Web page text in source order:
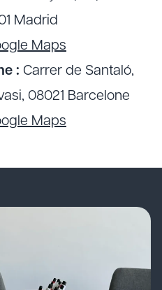
Madrid
Maps
: Carrer de Santaló,
08021 Barcelone
Maps